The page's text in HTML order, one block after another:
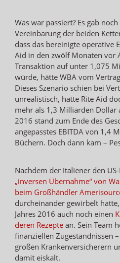
Was war passiert? Es gab
Vereinbarung der beiden
dass das bereinigte operative
Aid in den zwölf Monaten vor
Transaktion auf unter 1,075
würde, hätte WBA vom
Dieses Szenario schien bei
unrealistisch, hatte Rite Aid
mehr als 1,3 Milliarden Dollar
2016 stand zum Ende des
angepasstes EBITDA von 1,4
Büchern. Doch dann kam –
Nachdem der Italiener den
„inversen Übernahme“ von
beim Großhändler
durcheinander gewirbelt
Jahres 2016 auch noch einen
deren Rezepte an. Sein Team
finanziellen Zugeständnissen
großen Krankenversicherern
damit eiskalt.